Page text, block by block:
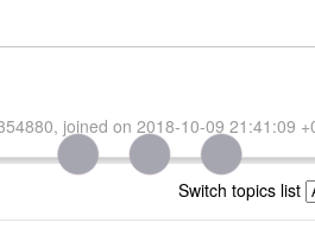
joined on 2018-10-09 21:41:09
Switch topics list